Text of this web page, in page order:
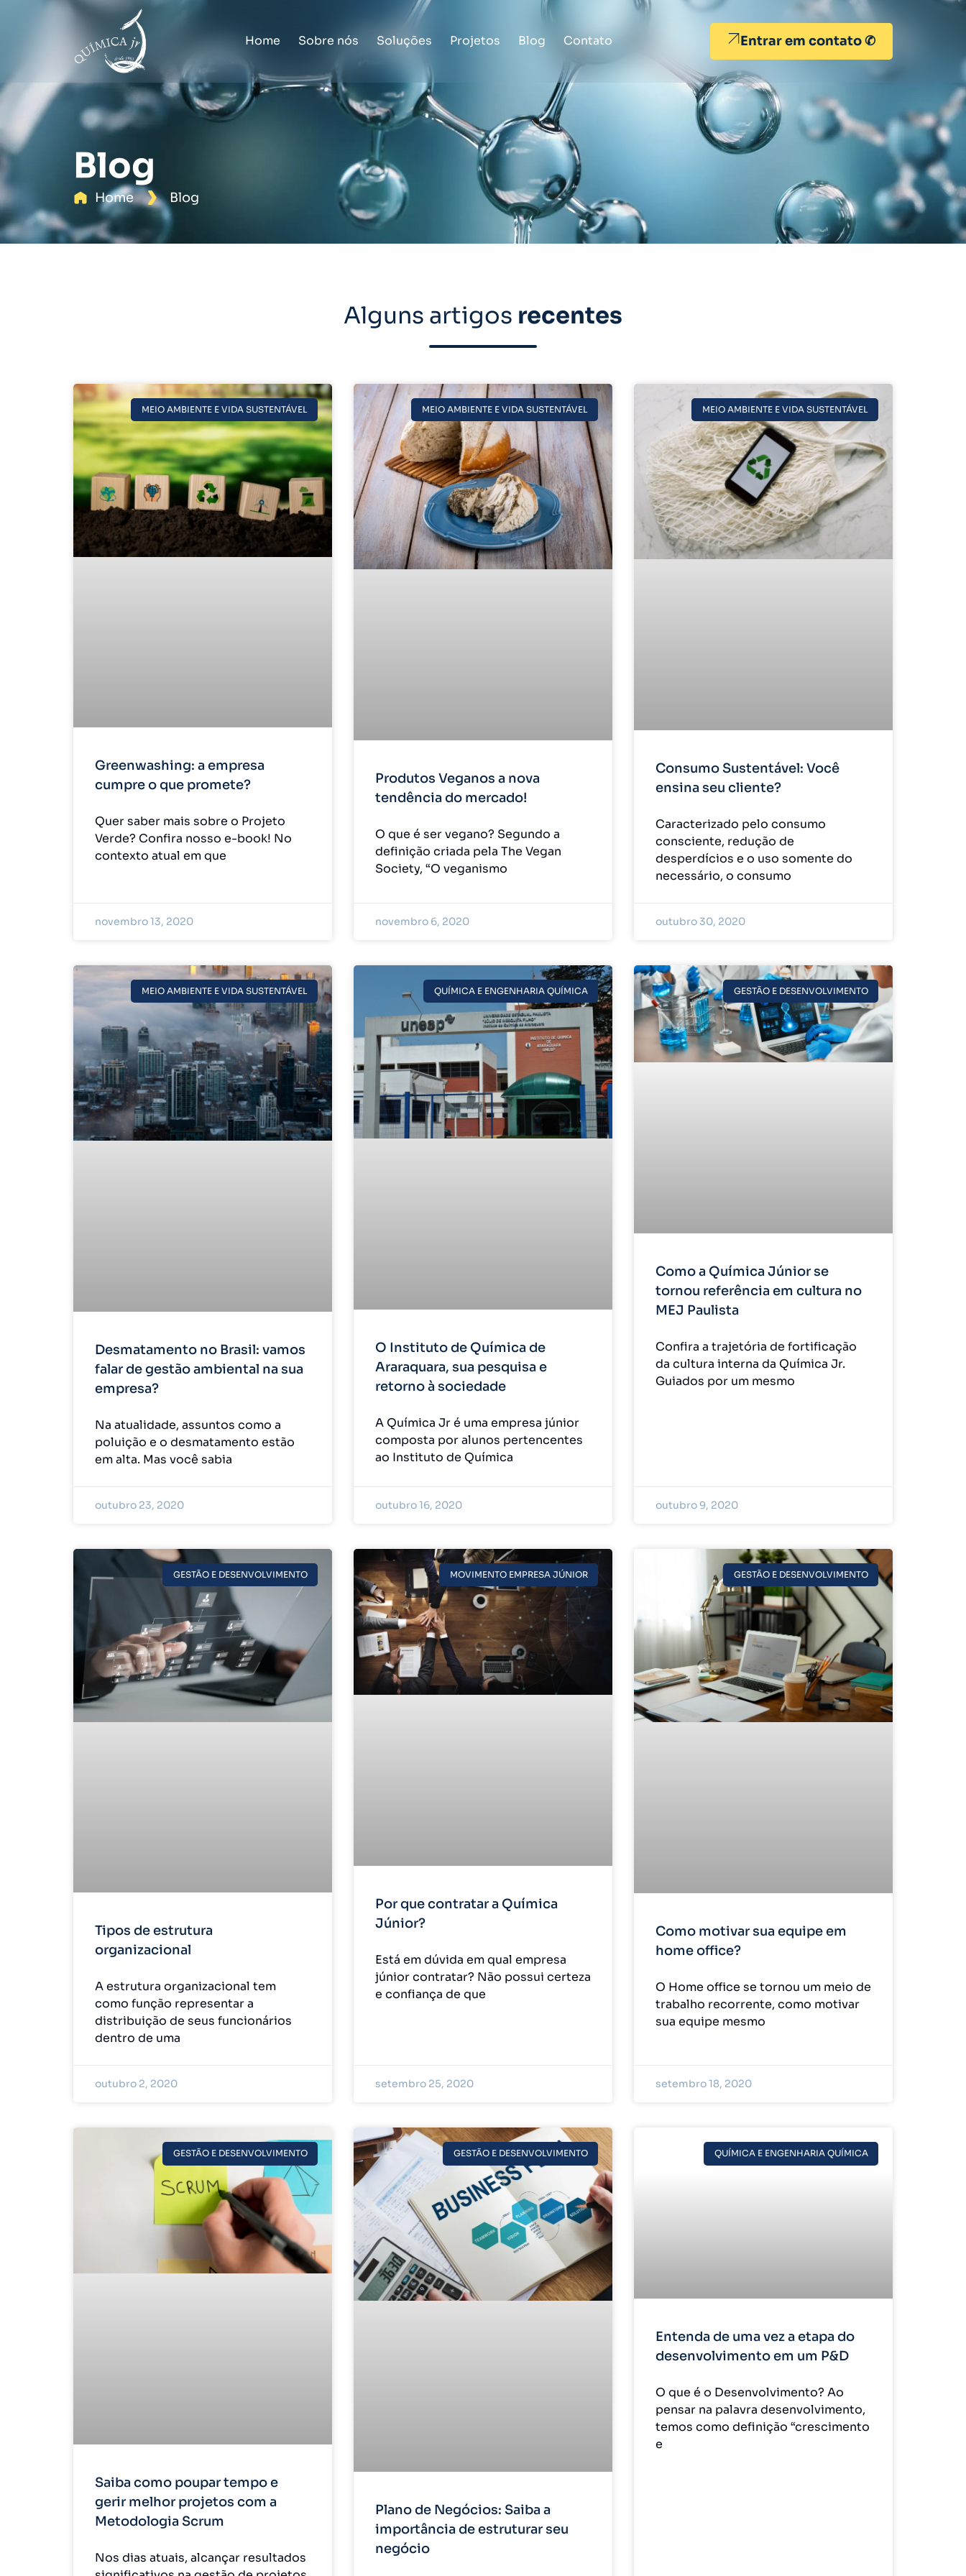
Home Sobre nós Soluções Projetos Blog Contato Entrar em contato ✆
Blog
Home Blog
Alguns artigos recentes
MEIO AMBIENTE E VIDA SUSTENTÁVEL
Greenwashing: a empresa
cumpre o que promete?
Quer saber mais sobre o Projeto
Verde? Confira nosso e-book! No
contexto atual em que
novembro 13, 2020
MEIO AMBIENTE E VIDA SUSTENTÁVEL
Produtos Veganos a nova
tendência do mercado!
O que é ser vegano? Segundo a
definição criada pela The Vegan
Society, “O veganismo
novembro 6, 2020
MEIO AMBIENTE E VIDA SUSTENTÁVEL
Consumo Sustentável: Você
ensina seu cliente?
Caracterizado pelo consumo
consciente, redução de
desperdícios e o uso somente do
necessário, o consumo
outubro 30, 2020
MEIO AMBIENTE E VIDA SUSTENTÁVEL
Desmatamento no Brasil: vamos
falar de gestão ambiental na sua
empresa?
Na atualidade, assuntos como a
poluição e o desmatamento estão
em alta. Mas você sabia
outubro 23, 2020
QUÍMICA E ENGENHARIA QUÍMICA
O Instituto de Química de
Araraquara, sua pesquisa e
retorno à sociedade
A Química Jr é uma empresa júnior
composta por alunos pertencentes
ao Instituto de Química
outubro 16, 2020
GESTÃO E DESENVOLVIMENTO
Como a Química Júnior se
tornou referência em cultura no
MEJ Paulista
Confira a trajetória de fortificação
da cultura interna da Química Jr.
Guiados por um mesmo
outubro 9, 2020
GESTÃO E DESENVOLVIMENTO
Tipos de estrutura
organizacional
A estrutura organizacional tem
como função representar a
distribuição de seus funcionários
dentro de uma
outubro 2, 2020
MOVIMENTO EMPRESA JÚNIOR
Por que contratar a Química
Júnior?
Está em dúvida em qual empresa
júnior contratar? Não possui certeza
e confiança de que
setembro 25, 2020
GESTÃO E DESENVOLVIMENTO
Como motivar sua equipe em
home office?
O Home office se tornou um meio de
trabalho recorrente, como motivar
sua equipe mesmo
setembro 18, 2020
GESTÃO E DESENVOLVIMENTO
Saiba como poupar tempo e
gerir melhor projetos com a
Metodologia Scrum
Nos dias atuais, alcançar resultados
GESTÃO E DESENVOLVIMENTO
Plano de Negócios: Saiba a
importância de estruturar seu
negócio
QUÍMICA E ENGENHARIA QUÍMICA
Entenda de uma vez a etapa do
desenvolvimento em um P&D
O que é o Desenvolvimento? Ao
pensar na palavra desenvolvimento,
temos como definição “crescimento
e